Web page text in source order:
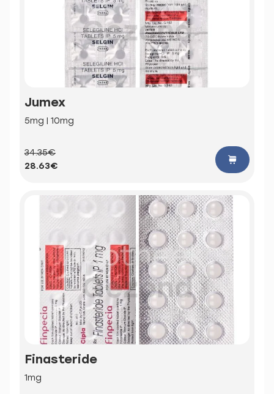
Jumex
5mg | 10mg
34.35€
28.63€
Finasteride
1mg